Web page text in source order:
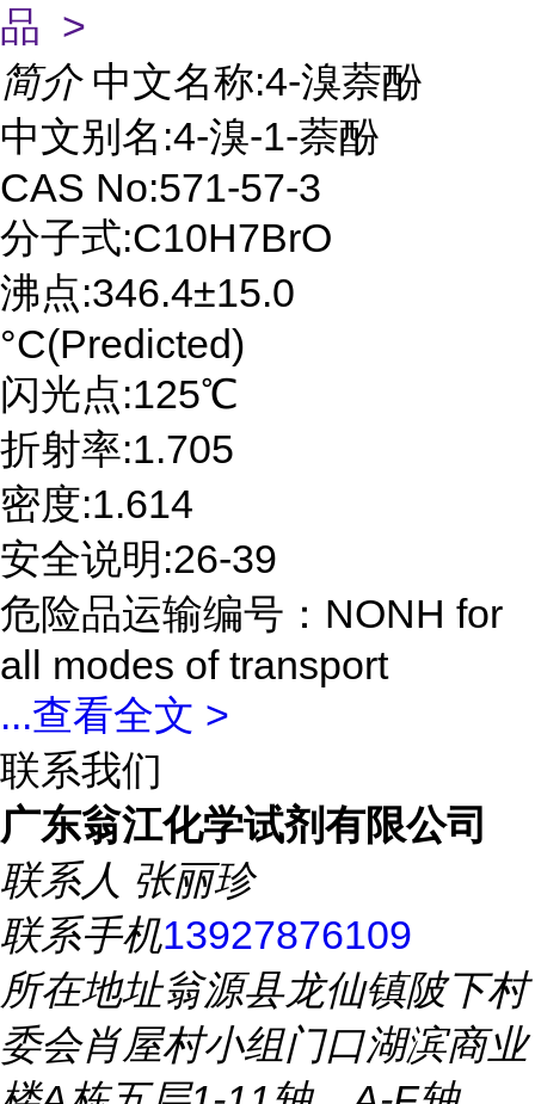
品 >
简介 中文名称:4-溴萘酚
中文别名:4-溴-1-萘酚
CAS No:571-57-3
分子式:C10H7BrO
沸点:346.4±15.0
°C(Predicted)
闪光点:125℃
折射率:1.705
密度:1.614
安全说明:26-39
危险品运输编号：NONH for
all modes of transport
...查看全文 >
联系我们
广东翁江化学试剂有限公司
联系人 张丽珍
联系手机13927876109
所在地址翁源县龙仙镇陂下村
委会肖屋村小组门口湖滨商业